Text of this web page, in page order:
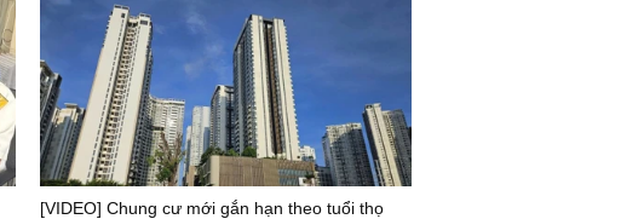
[VIDEO] Chung cư mới gắn hạn theo tuổi thọ